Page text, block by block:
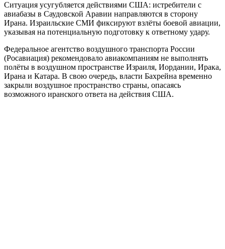
Ситуация усугубляется действиями США: истребители с
авиабазы в Саудовской Аравии направляются в сторону
Ирана. Израильские СМИ фиксируют взлёты боевой авиации,
указывая на потенциальную подготовку к ответному удару.
Федеральное агентство воздушного транспорта России
(Росавиация) рекомендовало авиакомпаниям не выполнять
полёты в воздушном пространстве Израиля, Иордании, Ирака,
Ирана и Катара. В свою очередь, власти Бахрейна временно
закрыли воздушное пространство страны, опасаясь
возможного иранского ответа на действия США.